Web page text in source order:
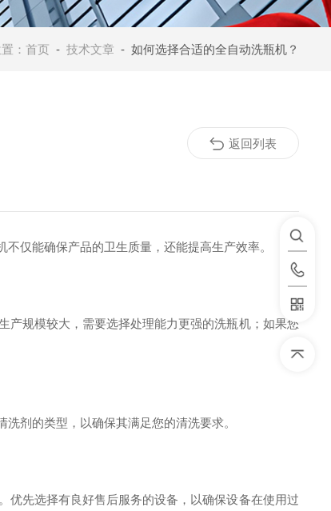
： 首页 - 技术文章 - 如何选择合适的全自动洗瓶机？
仅能确保产品的卫生质量，还能提高生产效率。
产规模较大，需要选择处理能力更强的洗瓶机；如果您
剂的类型，以确保其满足您的清洗要求。
优先选择有良好售后服务的设备，以确保设备在使用过
返回列表